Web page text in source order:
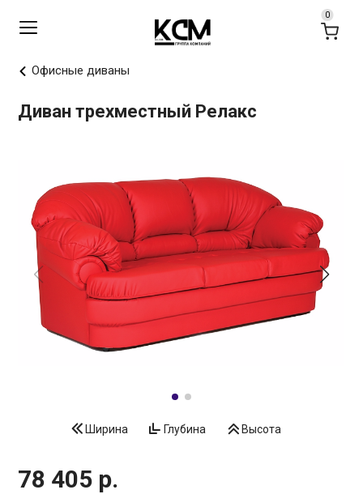
Офисные диваны
Диван трехместный Релакс
Ширина Глубина Высота
78 405 р.